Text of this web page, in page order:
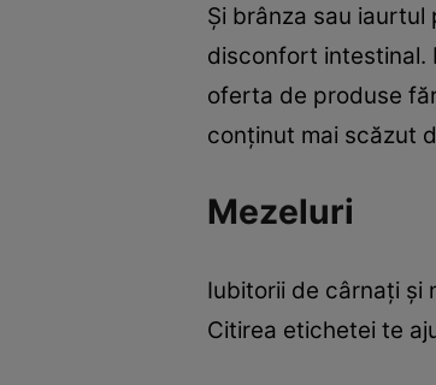
Şi brânza sau
disconfort intestinal.
oferta de produse
conținut mai scăzut
Mezeluri
Iubitorii de cârnați şi
Citirea etichetei te